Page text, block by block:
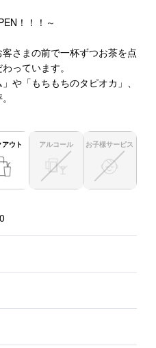
！！！～
さまの前で一杯ずつお茶を点
っています。
や「もちもちのタピオカ」、
ウト アルコール お子様サービス